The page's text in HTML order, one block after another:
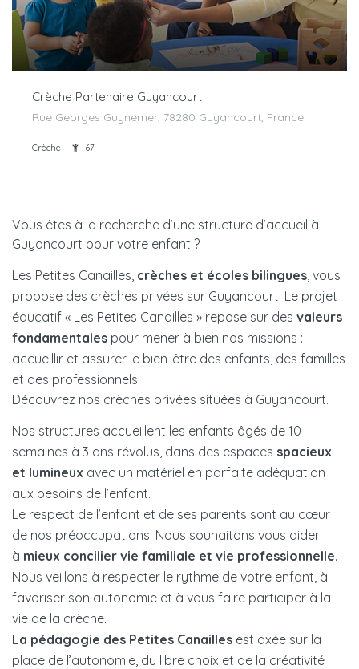
Crèche Partenaire Guyancourt
Rue Georges Guynemer, 78280 Guyancourt, France
Crèche 67
Vous êtes à la recherche d’une structure d’accueil à
Guyancourt pour votre enfant ?
Les Petites Canailles, crèches et écoles bilingues, vous
propose des crèches privées sur Guyancourt. Le projet
éducatif « Les Petites Canailles » repose sur des valeurs
fondamentales pour mener à bien nos missions :
accueillir et assurer le bien-être des enfants, des familles
et des professionnels.
Découvrez nos crèches privées situées à Guyancourt.
Nos structures accueillent les enfants âgés de 10
semaines à 3 ans révolus, dans des espaces spacieux
et lumineux avec un matériel en parfaite adéquation
aux besoins de l’enfant.
Le respect de l’enfant et de ses parents sont au cœur
de nos préoccupations. Nous souhaitons vous aider
à mieux concilier vie familiale et vie professionnelle.
Nous veillons à respecter le rythme de votre enfant, à
favoriser son autonomie et à vous faire participer à la
vie de la crèche.
La pédagogie des Petites Canailles est axée sur la
place de l’autonomie, du libre choix et de la créativité